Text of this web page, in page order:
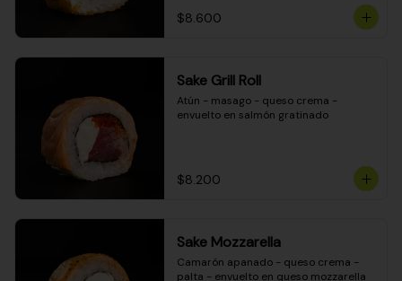
$8.600
Sake Grill Roll
Atún - masago - queso crema -
envuelto en salmón gratinado
$8.200
Sake Mozzarella
Camarón apanado - queso crema -
palta - envuelto en queso mozzarella